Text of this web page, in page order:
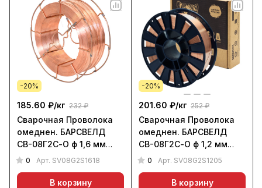
-20%
185.60 ₽/кг 232 ₽
Сварочная Проволока
омеднен. БАРСВЕЛД
СВ-08Г2С-О ф 1,6 мм
(кассета 18 кг, К-300),
0 Арт. SV08G2S1618
В корзину
-20%
201.60 ₽/кг 252 ₽
Сварочная Проволока
омеднен. БАРСВЕЛД
СВ-08Г2С-О ф 1,2 мм
(кассета 5 кг, D-200),
0 Арт. SV08G2S1205
В корзину